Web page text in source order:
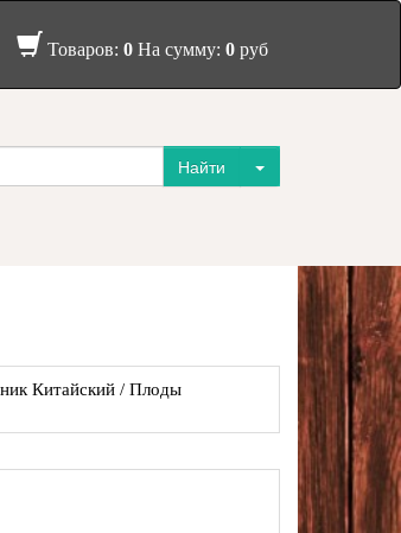
Товаров: 0 На сумму: 0 руб
Китайский / Плоды